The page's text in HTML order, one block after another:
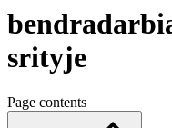
srityje
Page contents